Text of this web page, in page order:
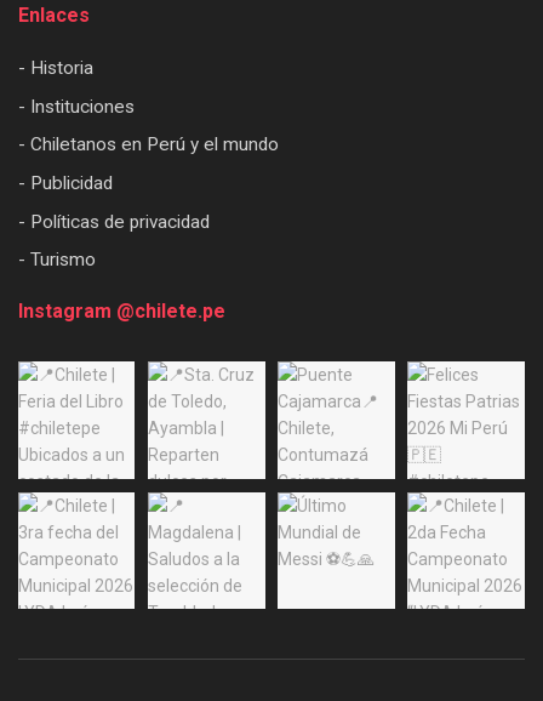
Enlaces
- Historia
- Instituciones
- Chiletanos en Perú y el mundo
- Publicidad
- Políticas de privacidad
- Turismo
Instagram @chilete.pe